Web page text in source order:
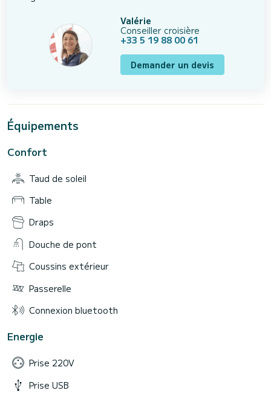
Valérie
Conseiller croisière
+33 5 19 88 00 61
Demander un devis
Équipements
Confort
Taud de soleil
Table
Draps
Douche de pont
Coussins extérieur
Passerelle
Connexion bluetooth
Energie
Prise 220V
Prise USB